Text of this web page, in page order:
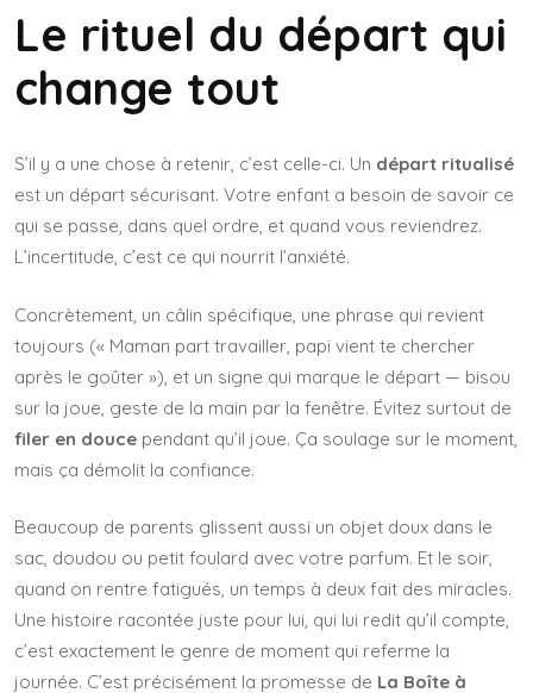
Le rituel du départ qui
change tout
S’il y a une chose à retenir, c’est celle-ci. Un départ ritualisé
est un départ sécurisant. Votre enfant a besoin de savoir ce
qui se passe, dans quel ordre, et quand vous reviendrez.
L’incertitude, c’est ce qui nourrit l’anxiété.
Concrètement, un câlin spécifique, une phrase qui revient
toujours (« Maman part travailler, papi vient te chercher
après le goûter »), et un signe qui marque le départ — bisou
sur la joue, geste de la main par la fenêtre. Évitez surtout de
filer en douce pendant qu’il joue. Ça soulage sur le moment,
mais ça démolit la confiance.
Beaucoup de parents glissent aussi un objet doux dans le
sac, doudou ou petit foulard avec votre parfum. Et le soir,
quand on rentre fatigués, un temps à deux fait des miracles.
Une histoire racontée juste pour lui, qui lui redit qu’il compte,
c’est exactement le genre de moment qui referme la
journée. C’est précisément la promesse de La Boîte à